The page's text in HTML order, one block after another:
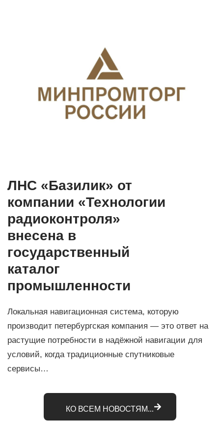
ЛНС «Базилик» от
компании «Технологии
радиоконтроля»
внесена в
государственный
каталог
промышленности
Локальная навигационная система, которую
производит петербургская компания — это ответ на
растущие потребности в надёжной навигации для
условий, когда традиционные спутниковые
сервисы…
КО ВСЕМ НОВОСТЯМ...